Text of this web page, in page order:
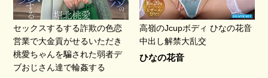
セックスするする詐欺の色恋
営業で大金貢がせるいただき
桃愛ちゃんを騙された弱者デ
ブおじさん達で輪姦する
高嶺のJcupボディ ひなの花音
中出し解禁大乱交
ひなの花音